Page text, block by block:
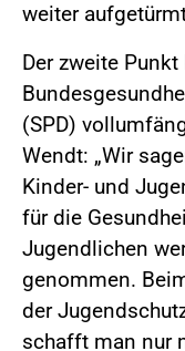
weiter
Der zweite
(SPD)
Wendt: „Wir
Kinder- und
für die
Jugendlichen
genommen.
der
schafft man nur